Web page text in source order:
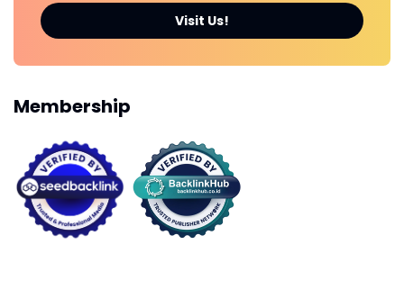
Visit Us!
Membership